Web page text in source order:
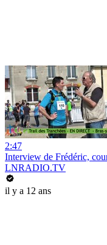
2:47
Interview de Frédéric,
LNRADIO.TV
il y a 12 ans